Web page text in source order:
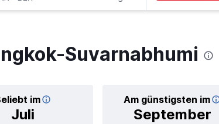
Suvarnabhumi
im
Juli
Am günstigsten im
September